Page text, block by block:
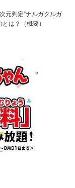
元判定”ナルガクルガ
は？（概要）